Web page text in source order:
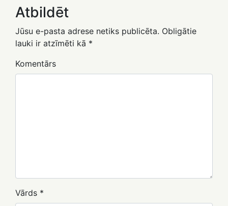
Atbildēt
Jūsu e-pasta adrese netiks publicēta. Obligātie
lauki ir atzīmēti kā *
Komentārs
Vārds *